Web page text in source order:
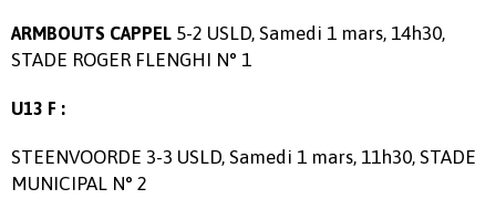
ARMBOUTS CAPPEL 5-2 USLD, Samedi 1 mars, 14h30,
STADE ROGER FLENGHI N° 1
U13 F :
STEENVOORDE 3-3 USLD, Samedi 1 mars, 11h30, STADE
MUNICIPAL N° 2